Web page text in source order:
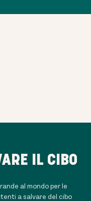
IL CIBO
al mondo per le
a salvare del cibo